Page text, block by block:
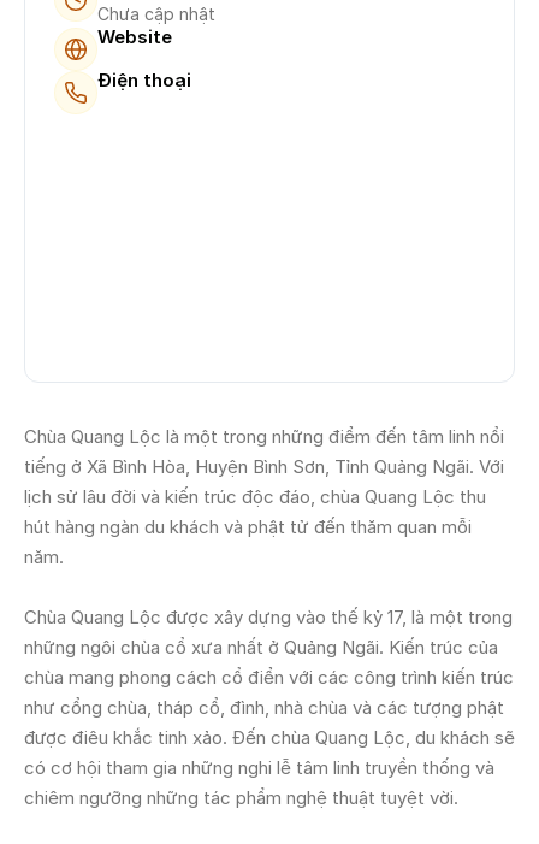
Chưa cập nhật
Website
Điện thoại
Chùa Quang Lộc là một trong những điểm đến tâm linh nổi
tiếng ở Xã Bình Hòa, Huyện Bình Sơn, Tỉnh Quảng Ngãi. Với
lịch sử lâu đời và kiến trúc độc đáo, chùa Quang Lộc thu
hút hàng ngàn du khách và phật tử đến thăm quan mỗi
năm.
Chùa Quang Lộc được xây dựng vào thế kỷ 17, là một trong
những ngôi chùa cổ xưa nhất ở Quảng Ngãi. Kiến trúc của
chùa mang phong cách cổ điển với các công trình kiến trúc
như cổng chùa, tháp cổ, đình, nhà chùa và các tượng phật
được điêu khắc tinh xảo. Đến chùa Quang Lộc, du khách sẽ
có cơ hội tham gia những nghi lễ tâm linh truyền thống và
chiêm ngưỡng những tác phẩm nghệ thuật tuyệt vời.